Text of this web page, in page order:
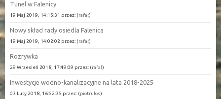
Tunel w Falenicy
19 Maj 2019, 14:15:31 przez: (rafał)
Nowy skład rady osiedla Falenica
19 Maj 2019, 14:02:02 przez: (rafał)
Rozrywka
29 Wrzesień 2018, 17:49:09 przez: (rafał)
Inwestycje wodno-kanalizacyjne na lata 2018-2025
03 Luty 2018, 16:52:35 przez: (piotrulos)